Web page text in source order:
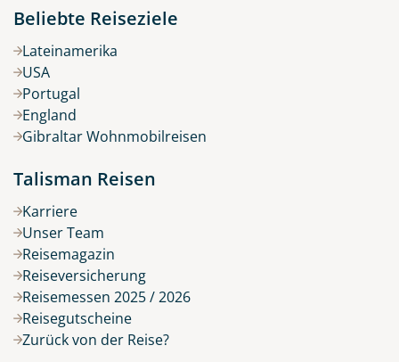
Beliebte Reiseziele
Lateinamerika
USA
Portugal
England
Gibraltar Wohnmobilreisen
Talisman Reisen
Karriere
Unser Team
Reisemagazin
Reiseversicherung
Reisemessen 2025 / 2026
Reisegutscheine
Zurück von der Reise?